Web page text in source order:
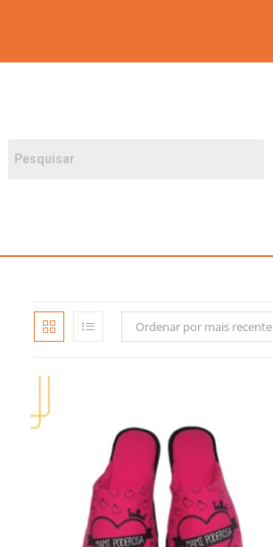
Ordenar por mais recente